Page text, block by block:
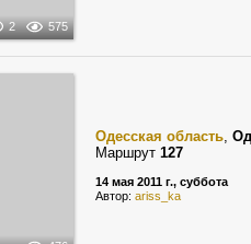
2 575
Одесская область,
Маршрут 127
14 мая 2011 г., суббота
Автор: ariss_ka